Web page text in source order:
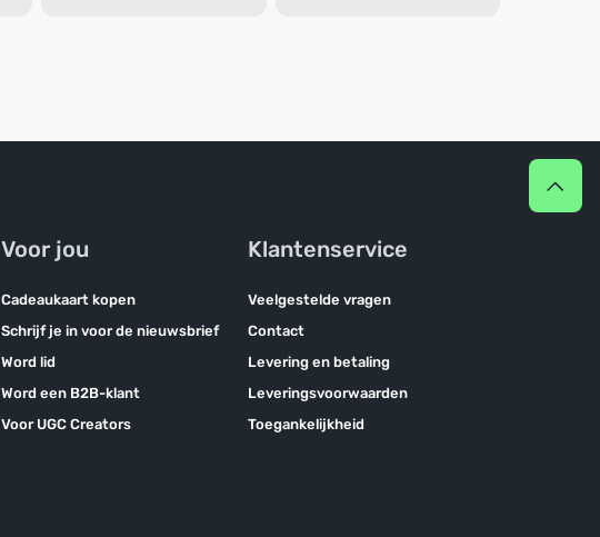
Voor jou
Cadeaukaart kopen
Schrijf je in voor de nieuwsbrief
Word lid
Word een B2B-klant
Voor UGC Creators
Klantenservice
Veelgestelde vragen
Contact
Levering en betaling
Leveringsvoorwaarden
Toegankelijkheid